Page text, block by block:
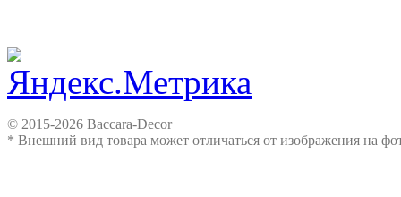
© 2015-2026 Baccara-Decor
* Внешний вид товара может отличаться от изображения на